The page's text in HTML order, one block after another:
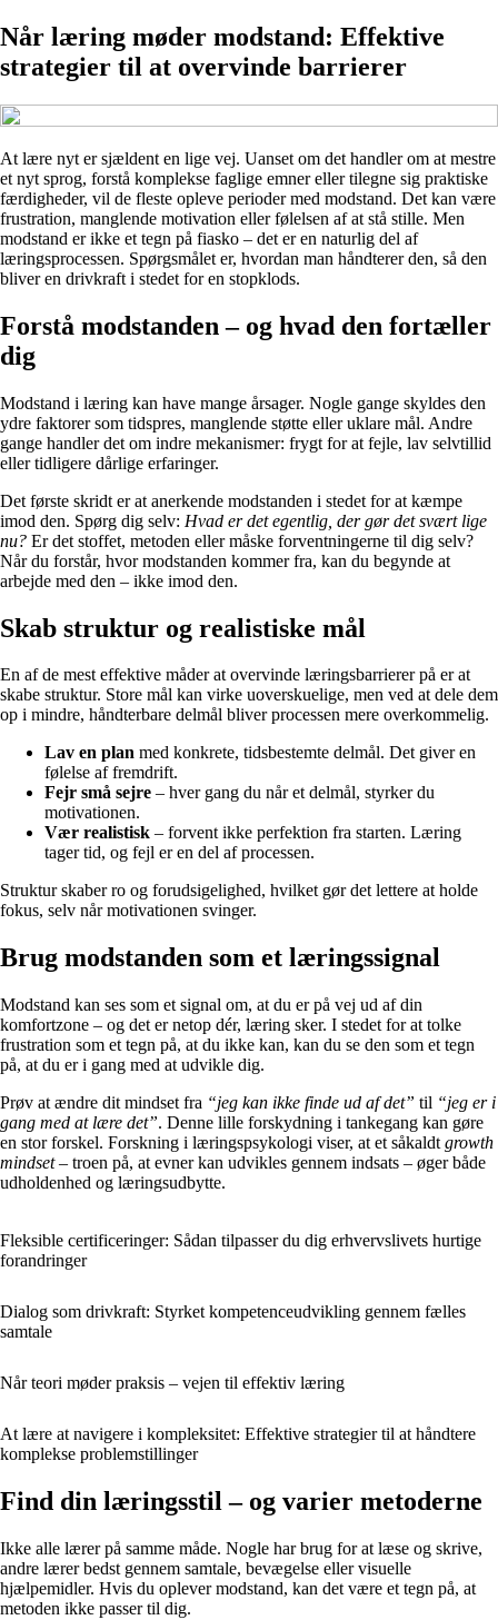
Når læring møder modstand: Effektive
strategier til at overvinde barrierer
At lære nyt er sjældent en lige vej. Uanset om det handler om at mestre
et nyt sprog, forstå komplekse faglige emner eller tilegne sig praktiske
færdigheder, vil de fleste opleve perioder med modstand. Det kan være
frustration, manglende motivation eller følelsen af at stå stille. Men
modstand er ikke et tegn på fiasko – det er en naturlig del af
læringsprocessen. Spørgsmålet er, hvordan man håndterer den, så den
bliver en drivkraft i stedet for en stopklods.
Forstå modstanden – og hvad den fortæller
dig
Modstand i læring kan have mange årsager. Nogle gange skyldes den
ydre faktorer som tidspres, manglende støtte eller uklare mål. Andre
gange handler det om indre mekanismer: frygt for at fejle, lav selvtillid
eller tidligere dårlige erfaringer.
Det første skridt er at anerkende modstanden i stedet for at kæmpe
imod den. Spørg dig selv: Hvad er det egentlig, der gør det svært lige
nu? Er det stoffet, metoden eller måske forventningerne til dig selv?
Når du forstår, hvor modstanden kommer fra, kan du begynde at
arbejde med den – ikke imod den.
Skab struktur og realistiske mål
En af de mest effektive måder at overvinde læringsbarrierer på er at
skabe struktur. Store mål kan virke uoverskuelige, men ved at dele dem
op i mindre, håndterbare delmål bliver processen mere overkommelig.
Lav en plan med konkrete, tidsbestemte delmål. Det giver en
følelse af fremdrift.
Fejr små sejre – hver gang du når et delmål, styrker du
motivationen.
Vær realistisk – forvent ikke perfektion fra starten. Læring
tager tid, og fejl er en del af processen.
Struktur skaber ro og forudsigelighed, hvilket gør det lettere at holde
fokus, selv når motivationen svinger.
Brug modstanden som et læringssignal
Modstand kan ses som et signal om, at du er på vej ud af din
komfortzone – og det er netop dér, læring sker. I stedet for at tolke
frustration som et tegn på, at du ikke kan, kan du se den som et tegn
på, at du er i gang med at udvikle dig.
Prøv at ændre dit mindset fra “jeg kan ikke finde ud af det” til “jeg er i
gang med at lære det”. Denne lille forskydning i tankegang kan gøre
en stor forskel. Forskning i læringspsykologi viser, at et såkaldt growth
mindset– troen på, at evner kan udvikles gennem indsats – øger både
udholdenhed og læringsudbytte.
Fleksible certificeringer: Sådan tilpasser du dig erhvervslivets hurtige
forandringer
Dialog som drivkraft: Styrket kompetenceudvikling gennem fælles
samtale
Når teori møder praksis – vejen til effektiv læring
At lære at navigere i kompleksitet: Effektive strategier til at håndtere
komplekse problemstillinger
Find din læringsstil – og varier metoderne
Ikke alle lærer på samme måde. Nogle har brug for at læse og skrive,
andre lærer bedst gennem samtale, bevægelse eller visuelle
hjælpemidler. Hvis du oplever modstand, kan det være et tegn på, at
metoden ikke passer til dig.